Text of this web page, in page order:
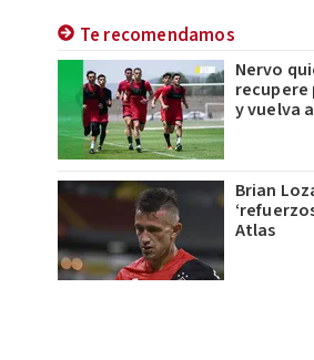
Te recomendamos
Nervo
y vuelva
Brian
Atlas